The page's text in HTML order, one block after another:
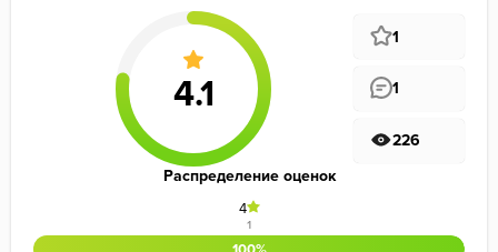
1
1
226
Распределение оценок
4
1